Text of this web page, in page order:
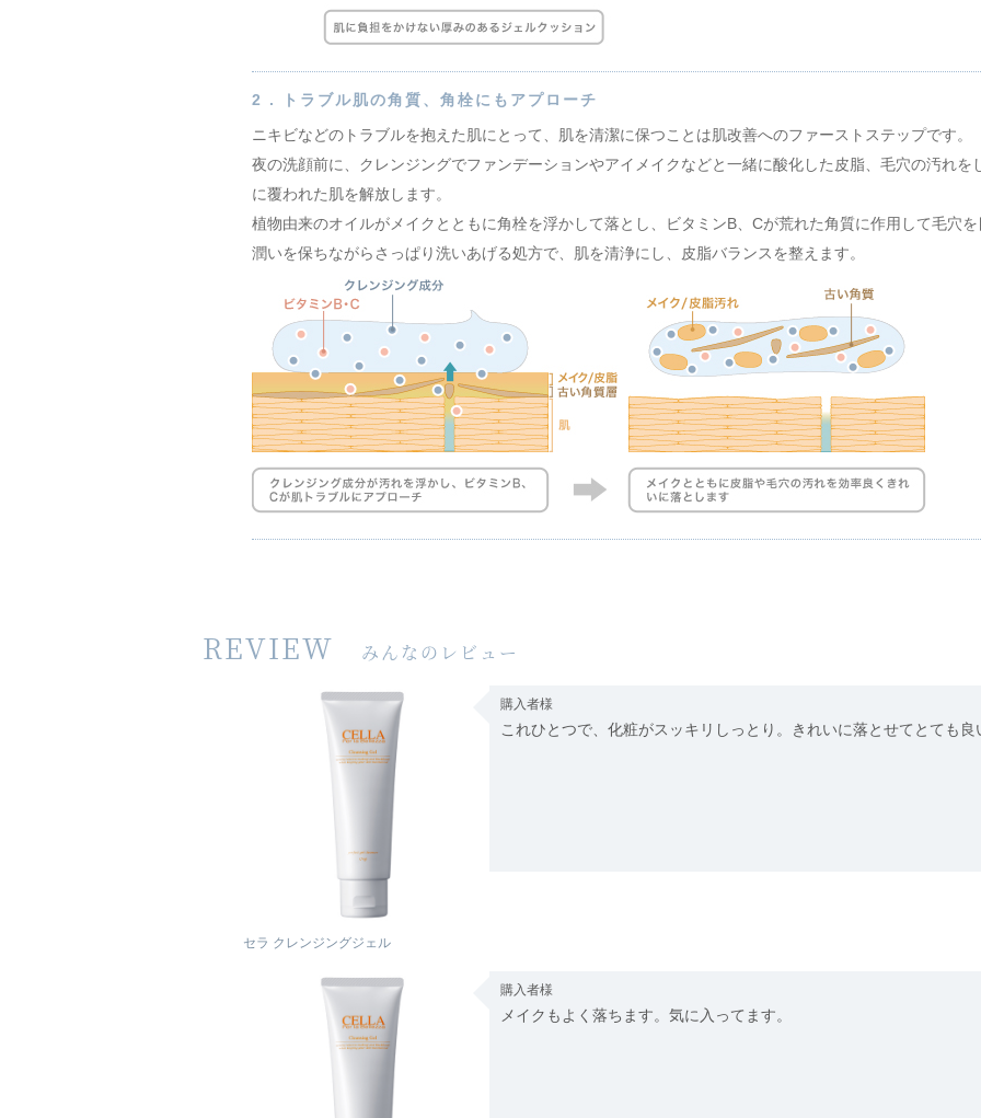
2 . トラブル肌の角質、角栓にもアプローチ
ニキビなどのトラブルを抱えた肌にとって、肌を清潔に保つことは肌改善へのファーストステップです。
夜の洗顔前に、クレンジングでファンデーションやアイメイクなどと一緒に酸化した皮脂、毛穴の汚れを
に覆われた肌を解放します。
植物由来のオイルがメイクとともに角栓を浮かして落とし、ビタミンB、Cが荒れた角質に作用して毛穴を
潤いを保ちながらさっぱり洗いあげる処方で、肌を清浄にし、皮脂バランスを整えます。
REVIEW みんなのレビュー
セラ クレンジングジェル
購入者様
これひとつで、化粧がスッキリしっとり。きれいに落とせてとても良
購入者様
メイクもよく落ちます。気に入ってます。